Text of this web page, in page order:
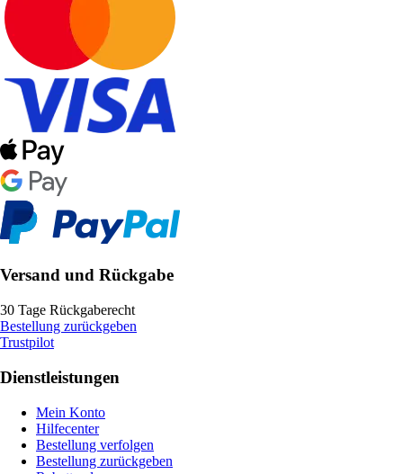
Versand und Rückgabe
30 Tage Rückgaberecht
Bestellung zurückgeben
Trustpilot
Dienstleistungen
Mein Konto
Hilfecenter
Bestellung verfolgen
Bestellung zurückgeben